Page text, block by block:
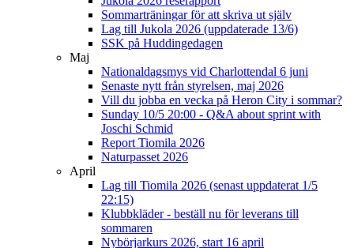
Sommarträningar för att skriva ut själv
Lag till Jukola 2026 (uppdaterade 13/6)
SSK på Huddingedagen
Maj
Nationaldagsmys vid Charlottendal 6 juni
Senaste nytt från styrelsen, maj 2026
Vill du jobba en vecka på Heron City i sommar?
Sunday 10/5 20:00 - Q&A about sprint with
Joschi Schmid
Report Tiomila 2026
Naturpasset 2026
April
Lag till Tiomila 2026 (senast uppdaterat 1/5
22:15)
Klubbkläder - beställ nu för leverans till
sommaren
Nybörjarkurs 2026, start 16 april